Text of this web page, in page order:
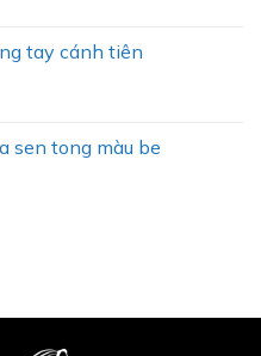
tay cánh tiên
sen tong màu be